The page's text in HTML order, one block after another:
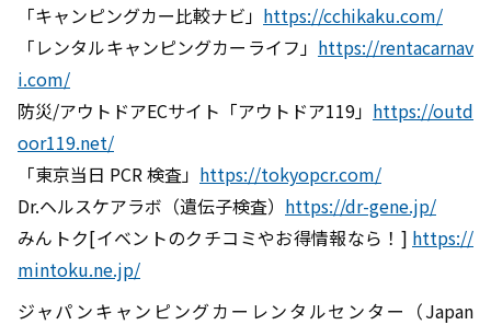
「キャンピングカー比較ナビ」 https://cchikaku.com/
「レンタルキャンピングカーライフ」 https://rentacarnav
i.com/
防災/アウトドアECサイト「アウトドア119」 https://outd
oor119.net/
「東京当日 PCR 検査」 https://tokyopcr.com/
Dr.ヘルスケアラボ（遺伝子検査） https://dr-gene.jp/
みんトク[イベントのクチコミやお得情報なら！] https://
mintoku.ne.jp/
ジャパンキャンピングカーレンタルセンター（Japan